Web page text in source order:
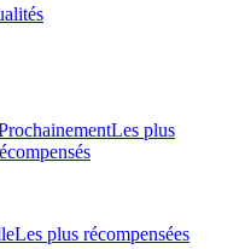
Les plus
Les plus récompensées